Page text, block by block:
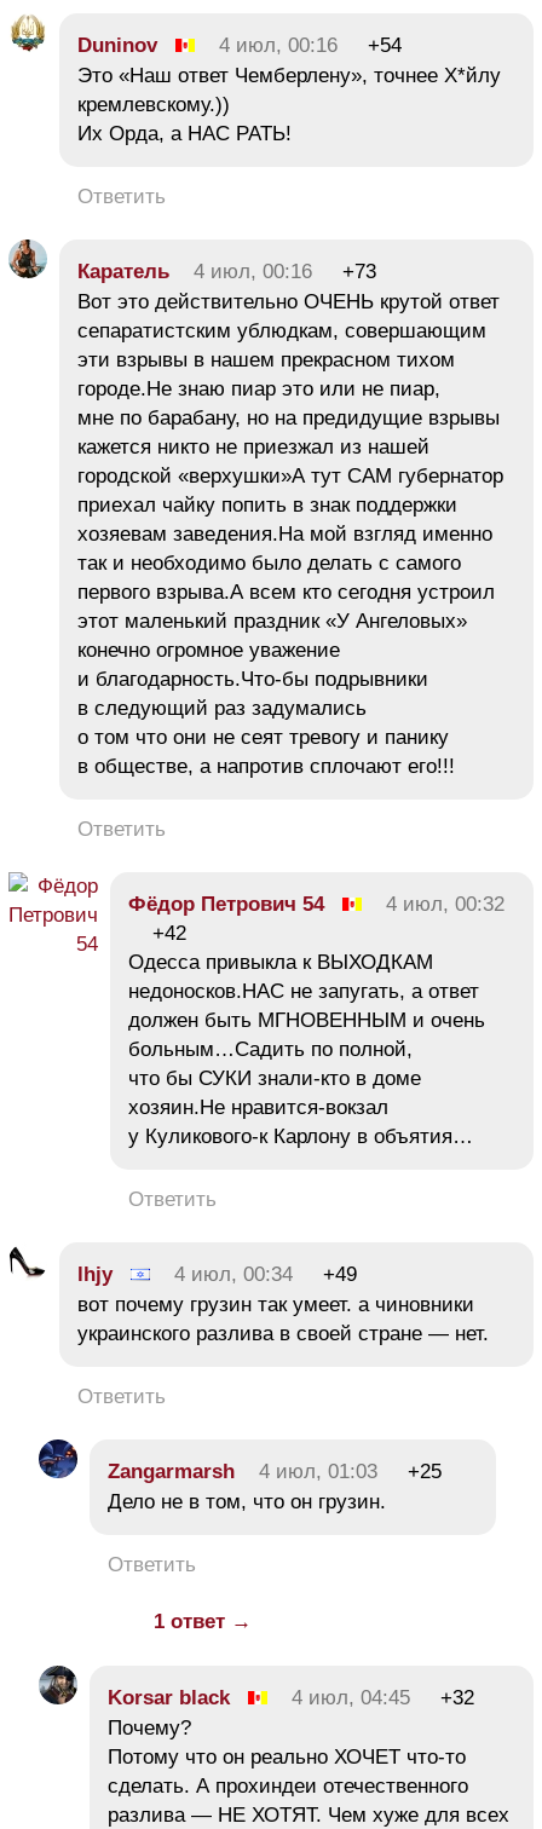
Duninov 4 июл, 00:16
+54
Это «Наш ответ Чемберлену», точнее Х*йлу
кремлевскому.))
Их Орда, а НАС РАТЬ!
Ответить
Каратель 4 июл, 00:16
+73
Вот это действительно ОЧЕНЬ крутой ответ
сепаратистским ублюдкам, совершающим
эти взрывы в нашем прекрасном тихом
городе.Не знаю пиар это или не пиар,
мне по барабану, но на предидущие взрывы
кажется никто не приезжал из нашей
городской «верхушки»А тут САМ губернатор
приехал чайку попить в знак поддержки
хозяевам заведения.На мой взгляд именно
так и необходимо было делать с самого
первого взрыва.А всем кто сегодня устроил
этот маленький праздник «У Ангеловых»
конечно огромное уважение
и благодарность.Что-бы подрывники
в следующий раз задумались
о том что они не сеят тревогу и панику
в обществе, а напротив сплочают его!!!
Ответить
Фёдор Петрович 54
4 июл, 00:32
+42
Одесса привыкла к ВЫХОДКАМ
недоносков.НАС не запугать, а ответ
должен быть МГНОВЕННЫМ и очень
больным…Садить по полной,
что бы СУКИ знали-кто в доме
хозяин.Не нравится-вокзал
у Куликового-к Карлону в объятия…
Ответить
lhjy 4 июл, 00:34
+49
вот почему грузин так умеет. а чиновники
украинского разлива в своей стране — нет.
Ответить
Zangarmarsh 4 июл, 01:03
+25
Дело не в том, что он грузин.
Ответить
1 ответ →
Korsar black 4 июл, 04:45
+32
Почему?
Потому что он реально ХОЧЕТ что-то
сделать. А прохиндеи отечественного
разлива — НЕ ХОТЯТ. Чем хуже для всех